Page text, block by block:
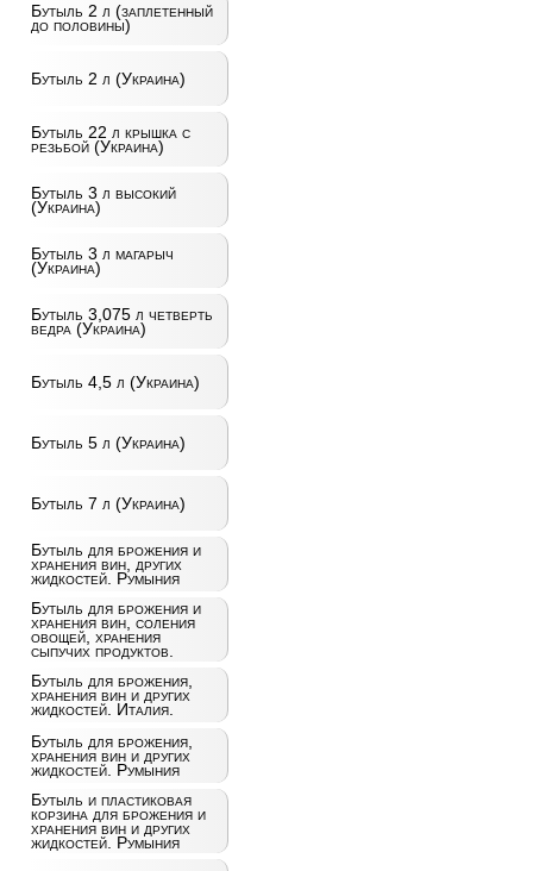
Бутыль 2 л (заплетенный
до половины)
Бутыль 2 л (Украина)
Бутыль 22 л крышка с
резьбой (Украина)
Бутыль 3 л высокий
(Украина)
Бутыль 3 л магарыч
(Украина)
Бутыль 3,075 л четверть
ведра (Украина)
Бутыль 4,5 л (Украина)
Бутыль 5 л (Украина)
Бутыль 7 л (Украина)
Бутыль для брожения и
хранения вин, других
жидкостей. Румыния
Бутыль для брожения и
хранения вин, соления
овощей, хранения
сыпучих продуктов.
Бутыль для брожения,
хранения вин и других
жидкостей. Италия.
Бутыль для брожения,
хранения вин и других
жидкостей. Румыния
Бутыль и пластиковая
корзина для брожения и
хранения вин и других
жидкостей. Румыния